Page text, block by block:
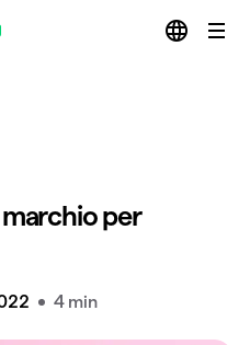
per
4 min